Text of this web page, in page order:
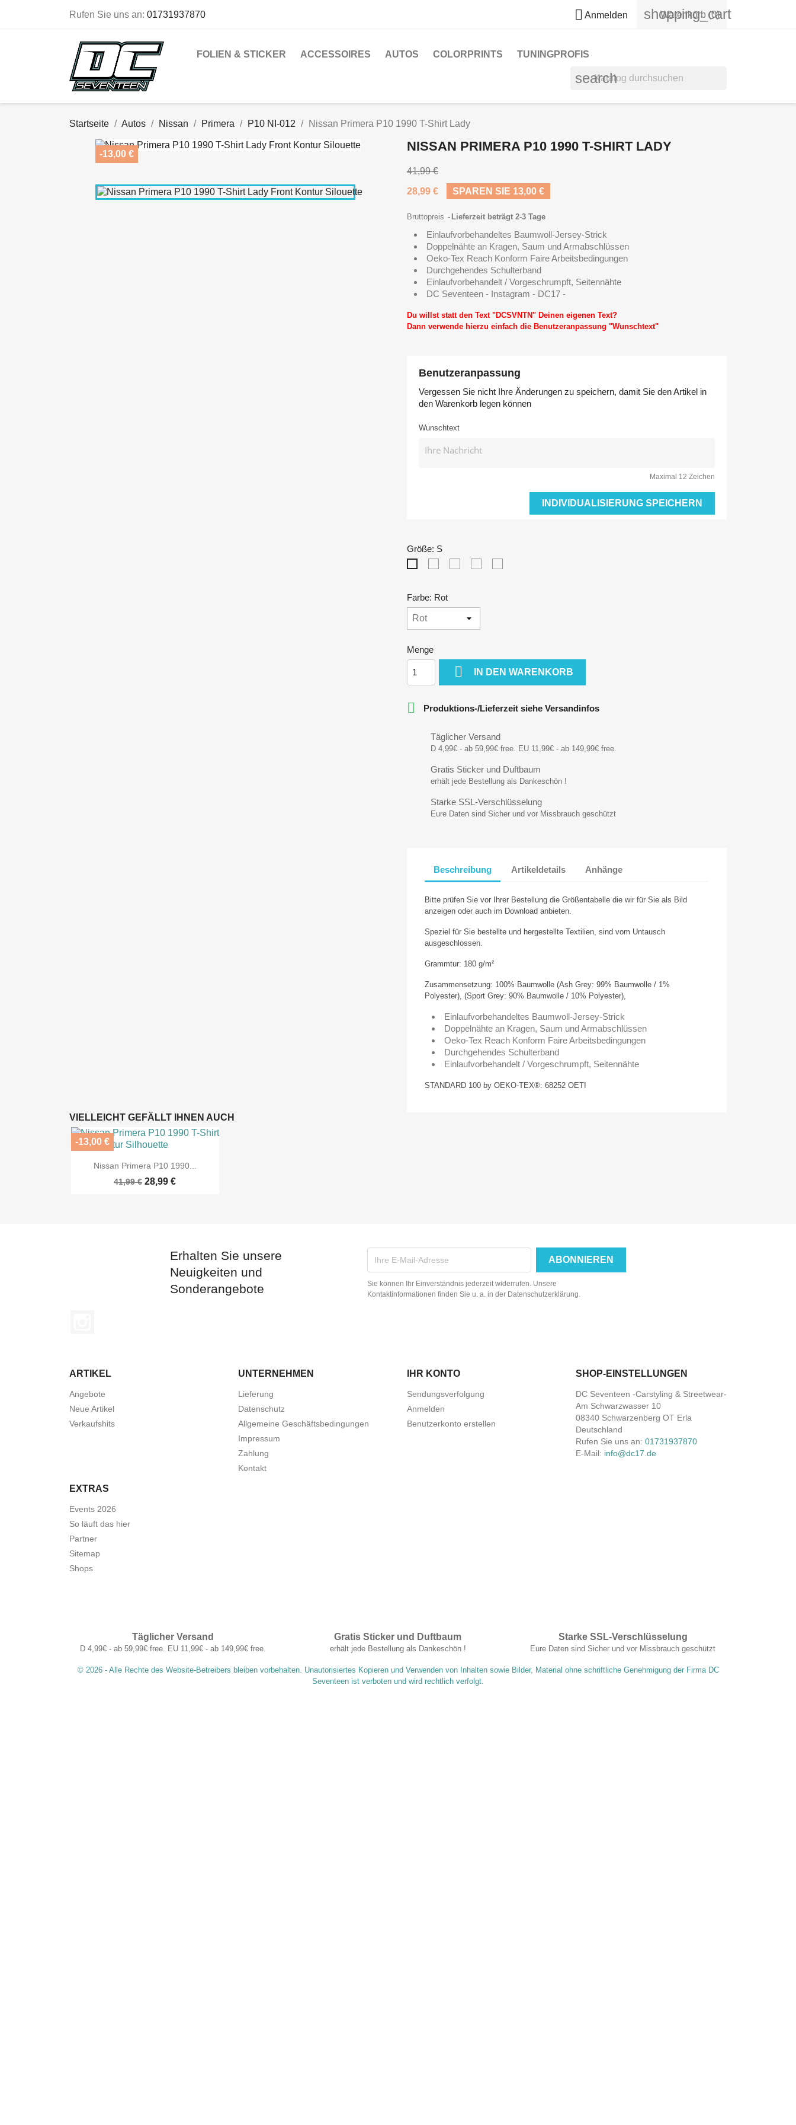
Rufen Sie uns an: 01731937870  Anmelden shopping_cart
Warenkorb (0)
FOLIEN & STICKER ACCESSOIRES AUTOS COLORPRINTS TUNINGPROFIS
search
Startseite Autos Nissan Primera P10 NI-012 Nissan Primera P10 1990 T-Shirt Lady
-13,00 €
NISSAN PRIMERA P10 1990 T-SHIRT LADY
41,99 €
28,99 €
SPAREN SIE 13,00 €
Bruttopreis Lieferzeit beträgt 2-3 Tage
Einlaufvorbehandeltes Baumwoll-Jersey-Strick
Doppelnähte an Kragen, Saum und Armabschlüssen
Oeko-Tex Reach Konform Faire Arbeitsbedingungen
Durchgehendes Schulterband
Einlaufvorbehandelt / Vorgeschrumpft, Seitennähte
DC Seventeen - Instagram - DC17 -
Du willst statt den Text "DCSVNTN" Deinen eigenen Text?
Dann verwende hierzu einfach die Benutzeranpassung "Wunschtext"
Benutzeranpassung
Vergessen Sie nicht Ihre Änderungen zu speichern, damit Sie den Artikel in
den Warenkorb legen können
Wunschtext
Maximal 12 Zeichen
INDIVIDUALISIERUNG SPEICHERN
Größe: S
Farbe: Rot
Menge
 IN DEN WARENKORB
 Produktions-/Lieferzeit siehe Versandinfos
Täglicher Versand
D 4,99€ - ab 59,99€ free. EU 11,99€ - ab 149,99€ free.
Gratis Sticker und Duftbaum
erhält jede Bestellung als Dankeschön !
Starke SSL-Verschlüsselung
Eure Daten sind Sicher und vor Missbrauch geschützt
Beschreibung Artikeldetails Anhänge
Bitte prüfen Sie vor Ihrer Bestellung die Größentabelle die wir für Sie als Bild
anzeigen oder auch im Download anbieten.
Speziel für Sie bestellte und hergestellte Textilien, sind vom Untausch
ausgeschlossen.
Grammtur: 180 g/m²
Zusammensetzung: 100% Baumwolle (Ash Grey: 99% Baumwolle / 1%
Polyester), (Sport Grey: 90% Baumwolle / 10% Polyester),
Einlaufvorbehandeltes Baumwoll-Jersey-Strick
Doppelnähte an Kragen, Saum und Armabschlüssen
Oeko-Tex Reach Konform Faire Arbeitsbedingungen
Durchgehendes Schulterband
Einlaufvorbehandelt / Vorgeschrumpft, Seitennähte
STANDARD 100 by OEKO-TEX®: 68252 OETI
VIELLEICHT GEFÄLLT IHNEN AUCH
 Vorschau
Nissan Primera P10 1990...
41,99 € 28,99 €
-13,00 €
Erhalten Sie unsere
Neuigkeiten und
Sonderangebote
Sie können Ihr Einverständnis jederzeit widerrufen. Unsere
Kontaktinformationen finden Sie u. a. in der Datenschutzerklärung.
ARTIKEL
Angebote
Neue Artikel
Verkaufshits
UNTERNEHMEN
Lieferung
Datenschutz
Allgemeine Geschäftsbedingungen
Impressum
Zahlung
Kontakt
EXTRAS
Events 2026
So läuft das hier
Partner
Sitemap
Shops
IHR KONTO
Sendungsverfolgung
Anmelden
Benutzerkonto erstellen
SHOP-EINSTELLUNGEN
DC Seventeen -Carstyling & Streetwear-
Am Schwarzwasser 10
08340 Schwarzenberg OT Erla
Deutschland
Rufen Sie uns an: 01731937870
E-Mail: info@dc17.de
Täglicher Versand
D 4,99€ - ab 59,99€ free. EU 11,99€ - ab 149,99€ free.
Gratis Sticker und Duftbaum
erhält jede Bestellung als Dankeschön !
Starke SSL-Verschlüsselung
Eure Daten sind Sicher und vor Missbrauch geschützt
© 2026 - Alle Rechte des Website-Betreibers bleiben vorbehalten. Unautorisiertes Kopieren und Verwenden von Inhalten sowie Bilder, Material ohne schriftliche Genehmigung der Firma DC
Seventeen ist verboten und wird rechtlich verfolgt.